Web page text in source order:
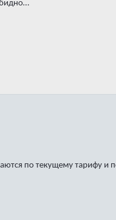
по текущему тарифу и